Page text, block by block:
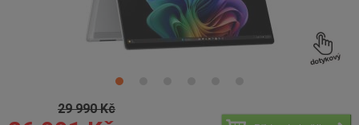
29 990 Kč